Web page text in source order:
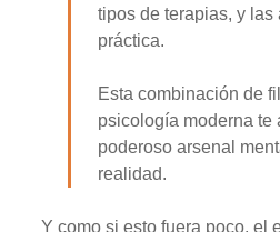
tipos de terapias, y las
práctica.
Esta combinación de
psicología moderna te
poderoso arsenal
realidad.
Y como si esto fuera poco, el